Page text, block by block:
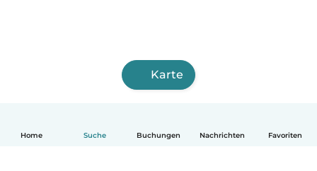
Home Suche Buchungen Nachrichten Favoriten
Karte